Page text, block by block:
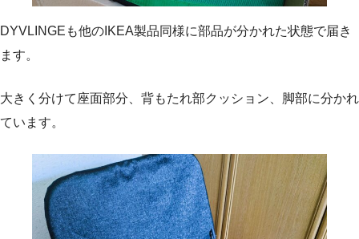
DYVLINGEも他のIKEA製品同様に部品が分かれた状態で届き
ます。
大きく分けて座面部分、背もたれ部クッション、脚部に分かれ
ています。